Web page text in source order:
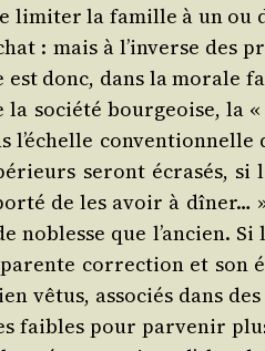
limi­ter la famille à un
: mais à l’inverse des
est donc, dans la
socié­té bour­geoise, la
seront écra­sés,
de les avoir à dîner…
que l’ancien.
cor­rec­tion et son
vêtus, asso­ciés dans
faibles pour par­ve­nir